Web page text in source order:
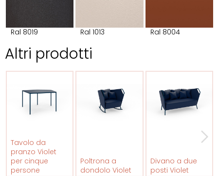
Ral 8019 Ral 1013 Ral 8004
Altri prodotti
Tavolo da
pranzo Violet
per cinque
persone
Poltrona a
dondolo Violet
Divano a due
posti Violet